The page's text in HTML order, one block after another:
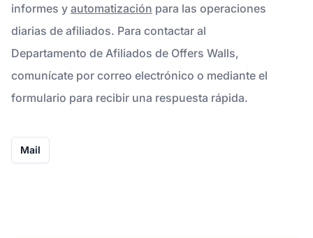
informes y automatización para las operaciones
diarias de afiliados. Para contactar al
Departamento de Afiliados de Offers Walls,
comunícate por correo electrónico o mediante el
formulario para recibir una respuesta rápida.
Mail